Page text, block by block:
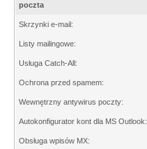
poczta
Skrzynki e-mail:
Listy mailingowe:
Usługa Catch-All:
Ochrona przed spamem:
Wewnętrzny antywirus poczty:
Autokonfigurator kont dla MS Outlook:
Obsługa wpisów MX: